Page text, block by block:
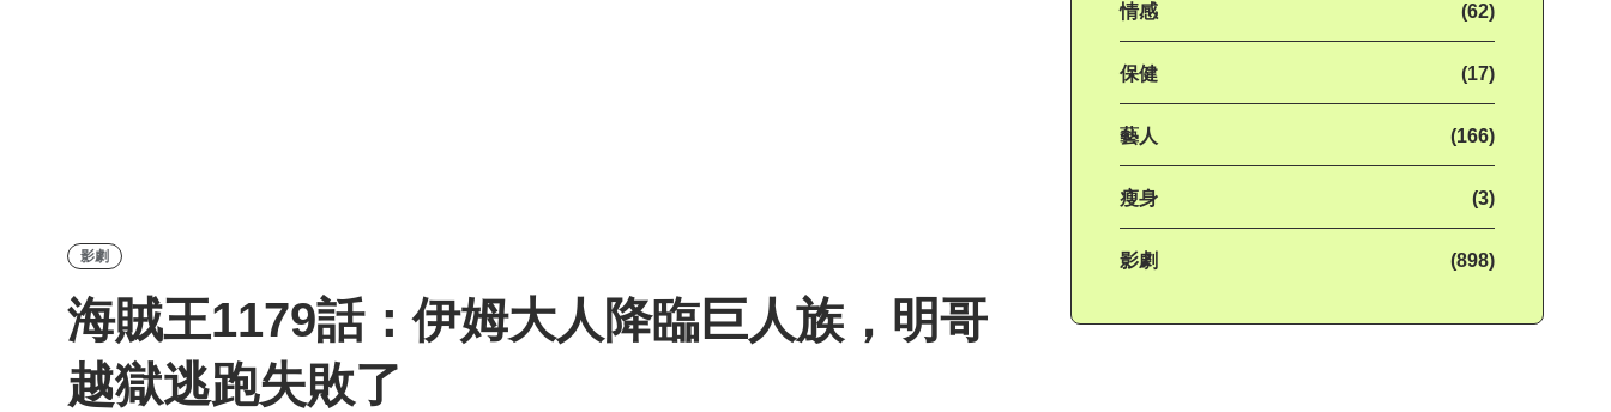
影劇
海賊王1179話：伊姆大人降臨巨人族，明哥
越獄逃跑失敗了
情感 (62)
保健 (17)
藝人 (166)
瘦身 (3)
影劇 (898)